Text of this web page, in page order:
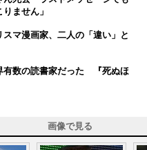
ません」
マ漫画家、二人の「違い」と
有数の読書家だった 『死ぬほ
画像で見る